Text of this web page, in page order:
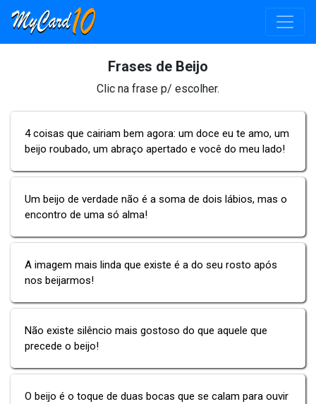
Frases de Beijo
Clic na frase p/ escolher.
4 coisas que cairiam bem agora: um doce eu te amo, um
beijo roubado, um abraço apertado e você do meu lado!
Um beijo de verdade não é a soma de dois lábios, mas o
encontro de uma só alma!
A imagem mais linda que existe é a do seu rosto após
nos beijarmos!
Não existe silêncio mais gostoso do que aquele que
precede o beijo!
O beijo é o toque de duas bocas que se calam para ouvir